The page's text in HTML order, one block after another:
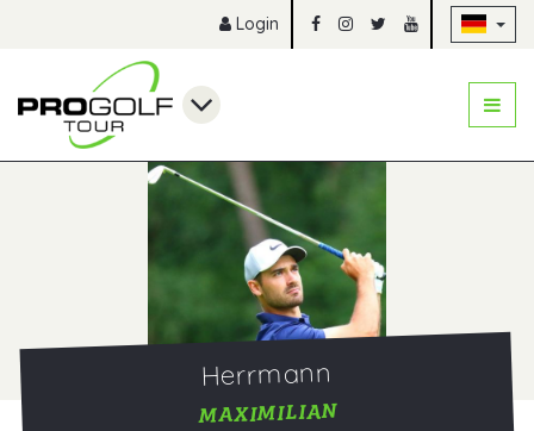
Login
Herrmann
MAXIMILIAN